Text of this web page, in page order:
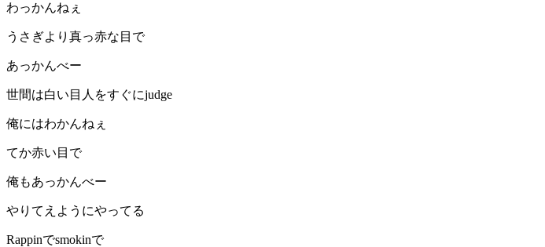
わっかんねぇ
うさぎより真っ赤な目で
あっかんべー
世間は白い目人をすぐにjudge
俺にはわかんねぇ
てか赤い目で
俺もあっかんべー
やりてえようにやってる
Rappinでsmokinで